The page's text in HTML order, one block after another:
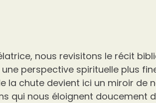
nous revisitons le récit
perspective spirituelle plus
la chute devient ici un miroir de
qui nous éloignent doucement